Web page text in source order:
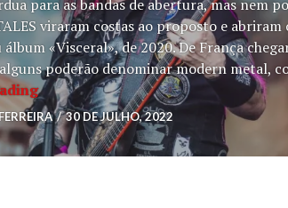
para as bandas de abertura, mas nem
viraram costas ao proposto e
álbum «Visceral», de 2020. De França
poderão denominar modern metal,
Vagos Metal Fest @ Quinta do Ega,
30 DE JULHO, 2022